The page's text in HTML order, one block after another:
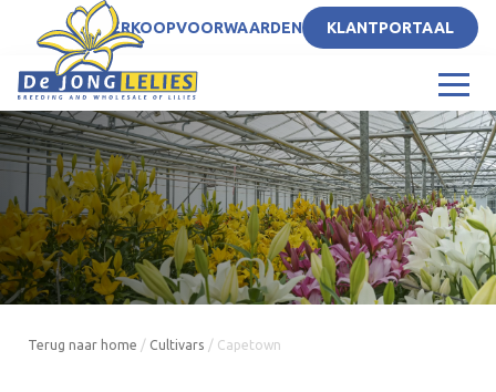
NLVERKOOPVOORWAARDEN KLANTPORTAAL
Terug naar home / Cultivars / Capetown